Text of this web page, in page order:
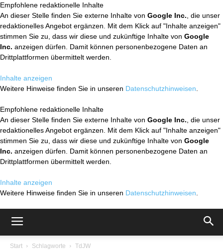
Empfohlene redaktionelle Inhalte
An dieser Stelle finden Sie externe Inhalte von Google Inc. , die unser
redaktionelles Angebot ergänzen. Mit dem Klick auf "Inhalte anzeigen"
stimmen Sie zu, dass wir diese und zukünftige Inhalte von Google
Inc. anzeigen dürfen. Damit können personenbezogene Daten an
Drittplattformen übermittelt werden.
Inhalte anzeigen
Weitere Hinweise finden Sie in unseren Datenschutzhinweisen
Empfohlene redaktionelle Inhalte
An dieser Stelle finden Sie externe Inhalte von Google Inc. , die unser
redaktionelles Angebot ergänzen. Mit dem Klick auf "Inhalte anzeigen"
stimmen Sie zu, dass wir diese und zukünftige Inhalte von Google
Inc. anzeigen dürfen. Damit können personenbezogene Daten an
Drittplattformen übermittelt werden.
Inhalte anzeigen
Weitere Hinweise finden Sie in unseren Datenschutzhinweisen
Start Schlagworte TdJW